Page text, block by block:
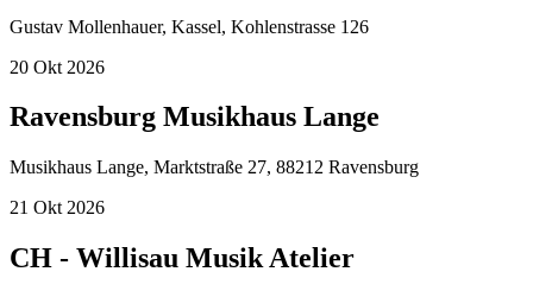
Gustav Mollenhauer, Kassel, Kohlenstrasse 126
20 Okt 2026
Ravensburg Musikhaus Lange
Musikhaus Lange, Marktstraße 27, 88212 Ravensburg
21 Okt 2026
CH - Willisau Musik Atelier